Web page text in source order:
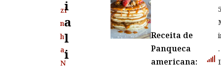
zi
n
h
a,
N
I
A
L
I
Receita de
Panqueca
americana:
.
I